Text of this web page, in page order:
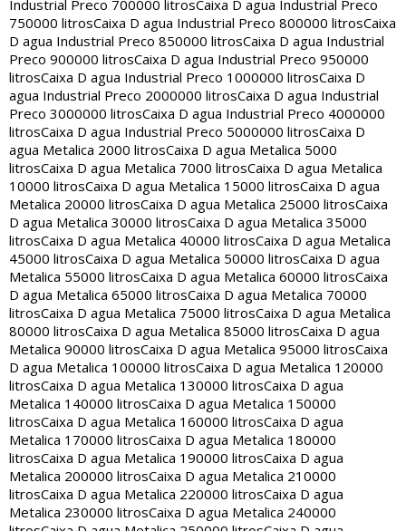
Industrial Preco 700000 litrosCaixa D agua Industrial Preco
750000 litrosCaixa D agua Industrial Preco 800000 litrosCaixa
D agua Industrial Preco 850000 litrosCaixa D agua Industrial
Preco 900000 litrosCaixa D agua Industrial Preco 950000
litrosCaixa D agua Industrial Preco 1000000 litrosCaixa D
agua Industrial Preco 2000000 litrosCaixa D agua Industrial
Preco 3000000 litrosCaixa D agua Industrial Preco 4000000
litrosCaixa D agua Industrial Preco 5000000 litrosCaixa D
agua Metalica 2000 litrosCaixa D agua Metalica 5000
litrosCaixa D agua Metalica 7000 litrosCaixa D agua Metalica
10000 litrosCaixa D agua Metalica 15000 litrosCaixa D agua
Metalica 20000 litrosCaixa D agua Metalica 25000 litrosCaixa
D agua Metalica 30000 litrosCaixa D agua Metalica 35000
litrosCaixa D agua Metalica 40000 litrosCaixa D agua Metalica
45000 litrosCaixa D agua Metalica 50000 litrosCaixa D agua
Metalica 55000 litrosCaixa D agua Metalica 60000 litrosCaixa
D agua Metalica 65000 litrosCaixa D agua Metalica 70000
litrosCaixa D agua Metalica 75000 litrosCaixa D agua Metalica
80000 litrosCaixa D agua Metalica 85000 litrosCaixa D agua
Metalica 90000 litrosCaixa D agua Metalica 95000 litrosCaixa
D agua Metalica 100000 litrosCaixa D agua Metalica 120000
litrosCaixa D agua Metalica 130000 litrosCaixa D agua
Metalica 140000 litrosCaixa D agua Metalica 150000
litrosCaixa D agua Metalica 160000 litrosCaixa D agua
Metalica 170000 litrosCaixa D agua Metalica 180000
litrosCaixa D agua Metalica 190000 litrosCaixa D agua
Metalica 200000 litrosCaixa D agua Metalica 210000
litrosCaixa D agua Metalica 220000 litrosCaixa D agua
Metalica 230000 litrosCaixa D agua Metalica 240000